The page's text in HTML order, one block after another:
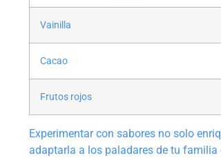
Vainilla
Cacao
Frutos rojos
Experimentar con sabores no solo
adaptarla a los paladares de tu familia